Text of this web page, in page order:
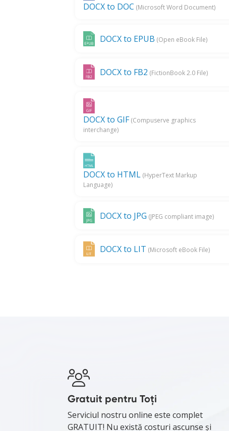
DOCX to DOC (Microsoft Word Document)
DOCX to EPUB (Open eBook File)
DOCX to FB2 (FictionBook 2.0 File)
DOCX to GIF (Compuserve graphics
interchange)
DOCX to HTML (HyperText Markup
Language)
DOCX to JPG (JPEG compliant image)
DOCX to LIT (Microsoft eBook File)
Gratuit pentru Toți
Serviciul nostru online este complet
GRATUIT! Nu există costuri ascunse și